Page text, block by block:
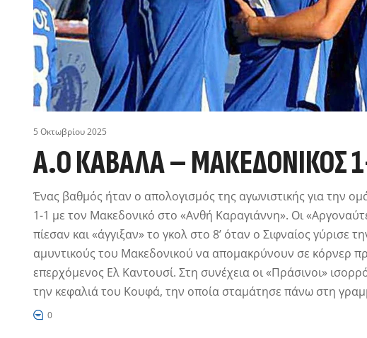
5 Οκτωβρίου 2025
Α.Ο ΚΑΒΑΛΑ – ΜΑΚΕΔΟΝΙΚΟΣ 1-
Ένας βαθμός ήταν ο απολογισμός της αγωνιστικής για την
1-1 με τον Μακεδονικό στο «Ανθή Καραγιάννη». Οι
πίεσαν και «άγγιξαν» το γκολ στο 8’ όταν ο Σιφναίος γύρισε
αμυντικούς του Μακεδονικού να απομακρύνουν σε κόρνερ
επερχόμενος Ελ Καντουσί. Στη συνέχεια οι «Πράσινοι»
την κεφαλιά του Κουφά, την οποία σταμάτησε πάνω στη
0